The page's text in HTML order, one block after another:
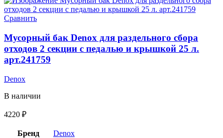
Сравнить
Мусорный бак Denox для раздельного сбора
отходов 2 секции с педалью и крышкой 25 л.
арт.241759
Denox
В наличии
4220 ₽
Бренд Denox